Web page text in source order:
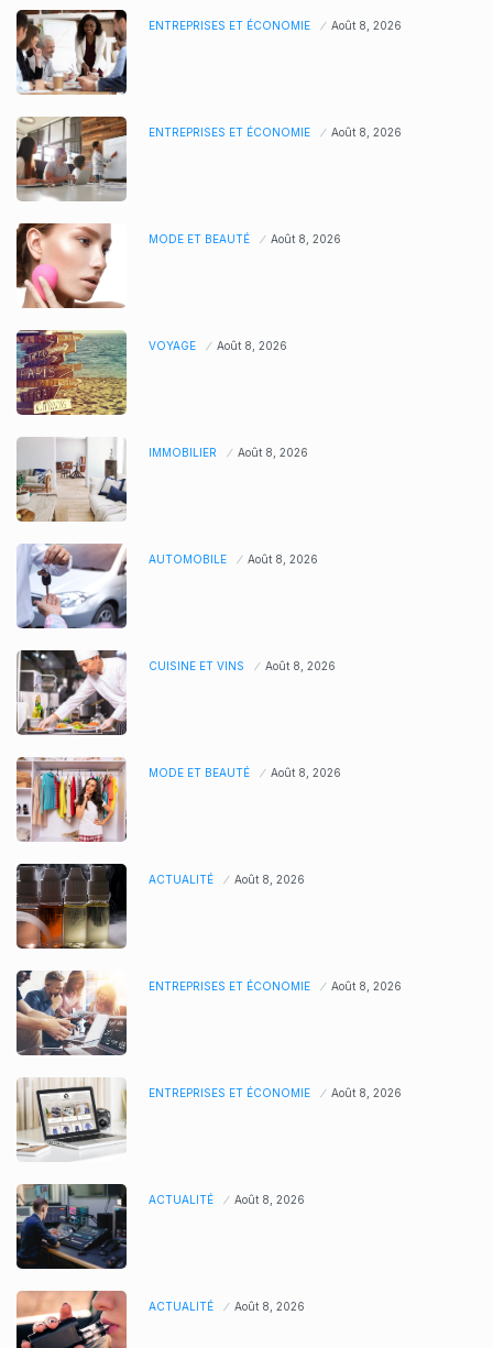
ENTREPRISES ET ÉCONOMIE Août 8, 2026
ENTREPRISES ET ÉCONOMIE Août 8, 2026
MODE ET BEAUTÉ Août 8, 2026
VOYAGE Août 8, 2026
IMMOBILIER Août 8, 2026
AUTOMOBILE Août 8, 2026
CUISINE ET VINS Août 8, 2026
MODE ET BEAUTÉ Août 8, 2026
ACTUALITÉ Août 8, 2026
ENTREPRISES ET ÉCONOMIE Août 8, 2026
ENTREPRISES ET ÉCONOMIE Août 8, 2026
ACTUALITÉ Août 8, 2026
ACTUALITÉ Août 8, 2026